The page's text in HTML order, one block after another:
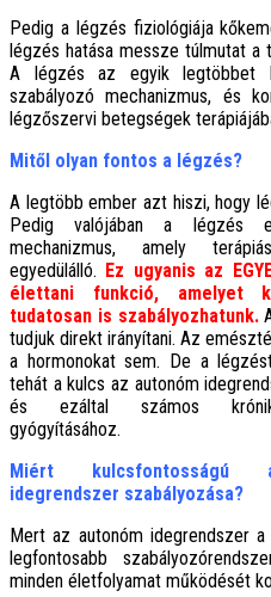
Pedig a légzés fiziológiája
légzés hatása messze túlmutat a
A légzés az egyik legtöbbet
szabályozó mechanizmus, és
légzőszervi betegségek
Mitől olyan fontos a légzés?
A legtöbb ember azt hiszi, hogy
Pedig valójában a légzés
mechanizmus, amely
egyedülálló. Ez ugyanis az
élettani funkció, amelyet
tudatosan is szabályozhatunk.
tudjuk direkt irányítani. Az
a hormonokat sem. De a
tehát a kulcs az autonóm
és ezáltal számos
gyógyításához.
Miért kulcsfontosságú
idegrendszer szabályozása?
Mert az autonóm idegrendszer
legfontosabb
minden életfolyamat működését